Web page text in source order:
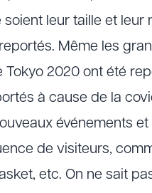
soient leur taille et
Même les
2020 ont été
à cause de la
événements et
de visiteurs,
etc. On ne sait